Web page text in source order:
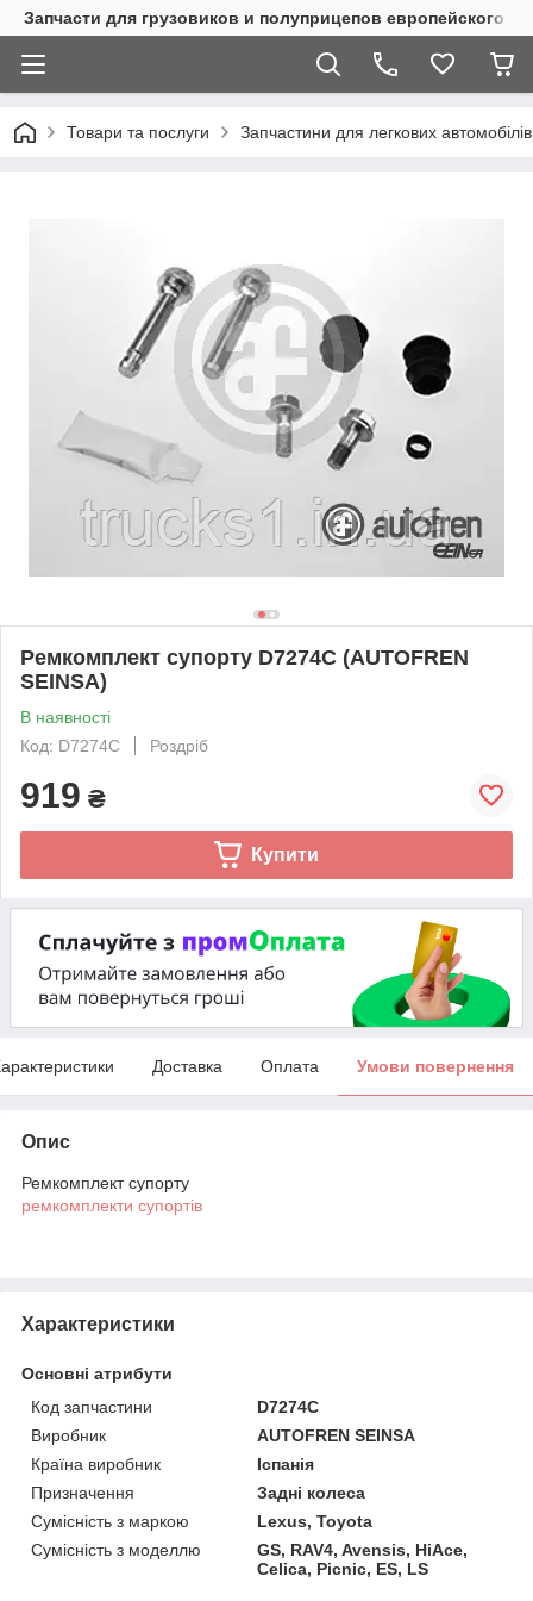
Запчасти для грузовиков и полуприцепов европейского
Товари та послуги Запчастини для легкових автомобілів
Ремкомплект супорту D7274C (AUTOFREN
SEINSA)
В наявності
Код: D7274C
Роздріб
919 ₴
Купити
Доставка Оплата Умови повернення
Опис
Ремкомплект супорту
ремкомплекти супортів
Характеристики
Основні атрибути
Код запчастини
D7274C
Виробник
AUTOFREN SEINSA
Країна виробник
Іспанія
Призначення
Задні колеса
Сумісність з маркою
Lexus, Toyota
Сумісність з моделлю
GS, RAV4, Avensis, HiAce,
Celica, Picnic, ES, LS